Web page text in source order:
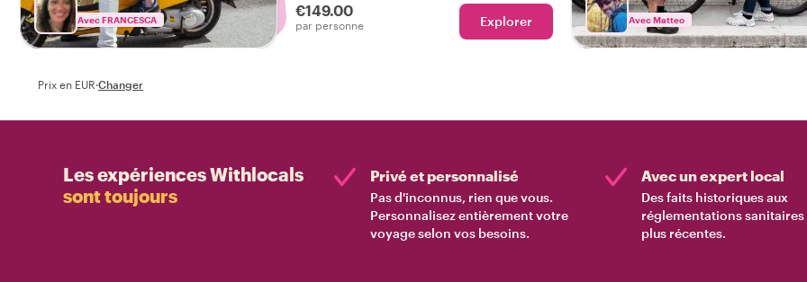
Avec FRANCESCA
une équipe d'amis passionnés par les
Vespas vintage et nous partagerons notre
€149.00
par personne Explorer Avec Matteo
Prix en EUR·Changer
Les expériences Withlocals
sont toujours
Privé et personnalisé
Pas d'inconnus, rien que vous.
Personnalisez entièrement votre
voyage selon vos besoins.
Avec un expert local
Des faits historiques aux
réglementations sanitaires
plus récentes.